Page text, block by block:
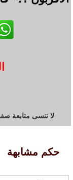
لا تنسى متابعة
حكم مشابهة